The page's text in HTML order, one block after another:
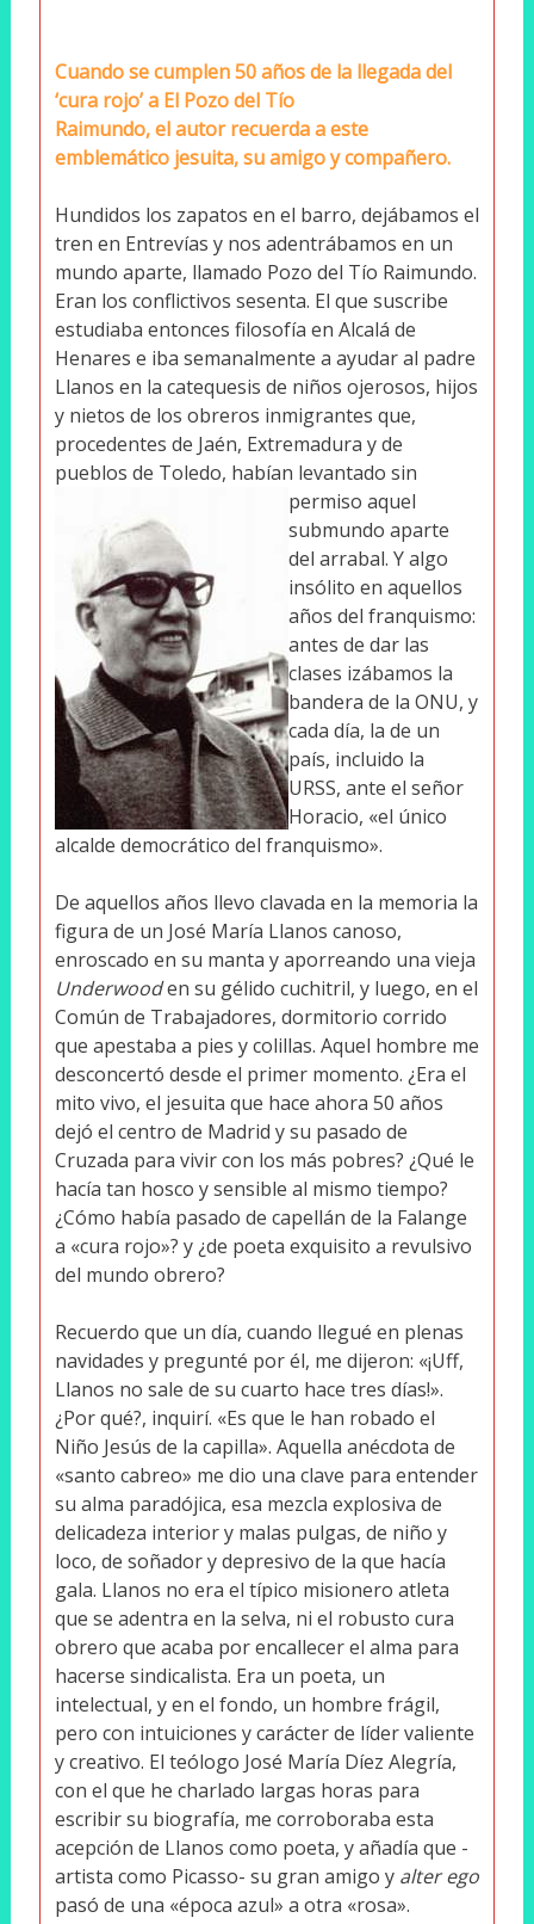
Cuando se cumplen 50 años de la llegada del
‘cura rojo’ a El Pozo del Tío
Raimundo, el autor recuerda a este
emblemático jesuita, su amigo y compañero.
Hundidos los zapatos en el barro, dejábamos el
tren en Entrevías y nos adentrábamos en un
mundo aparte, llamado Pozo del Tío Raimundo.
Eran los conflictivos sesenta. El que suscribe
estudiaba entonces filosofía en Alcalá de
Henares e iba semanalmente a ayudar al padre
Llanos en la catequesis de niños ojerosos, hijos
y nietos de los obreros inmigrantes que,
procedentes de Jaén, Extremadura y de
pueblos de Toledo, habían levantado sin
permiso aquel
submundo aparte
del arrabal. Y algo
insólito en aquellos
años del franquismo:
antes de dar las
clases izábamos la
bandera de la ONU, y
cada día, la de un
país, incluido la
URSS, ante el señor
Horacio, «el único
alcalde democrático del franquismo».
De aquellos años llevo clavada en la memoria la
figura de un José María Llanos canoso,
enroscado en su manta y aporreando una vieja
Underwooden su gélido cuchitril, y luego, en el
Común de Trabajadores, dormitorio corrido
que apestaba a pies y colillas. Aquel hombre me
desconcertó desde el primer momento. ¿Era el
mito vivo, el jesuita que hace ahora 50 años
dejó el centro de Madrid y su pasado de
Cruzada para vivir con los más pobres? ¿Qué le
hacía tan hosco y sensible al mismo tiempo?
¿Cómo había pasado de capellán de la Falange
a «cura rojo»? y ¿de poeta exquisito a revulsivo
del mundo obrero?
Recuerdo que un día, cuando llegué en plenas
navidades y pregunté por él, me dijeron: «¡Uff,
Llanos no sale de su cuarto hace tres días!».
¿Por qué?, inquirí. «Es que le han robado el
Niño Jesús de la capilla». Aquella anécdota de
«santo cabreo» me dio una clave para entender
su alma paradójica, esa mezcla explosiva de
delicadeza interior y malas pulgas, de niño y
loco, de soñador y depresivo de la que hacía
gala. Llanos no era el típico misionero atleta
que se adentra en la selva, ni el robusto cura
obrero que acaba por encallecer el alma para
hacerse sindicalista. Era un poeta, un
intelectual, y en el fondo, un hombre frágil,
pero con intuiciones y carácter de líder valiente
y creativo. El teólogo José María Díez Alegría,
con el que he charlado largas horas para
escribir su biografía, me corroboraba esta
acepción de Llanos como poeta, y añadía que -
artista como Picasso- su gran amigo y alter ego
pasó de una «época azul» a otra «rosa».